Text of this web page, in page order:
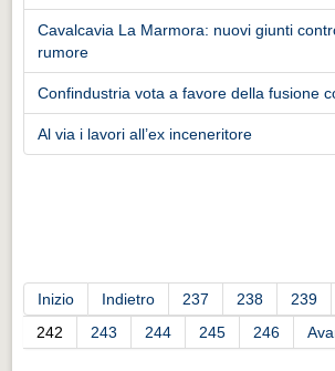
Cavalcavia La Marmora: nuovi giunti
rumore
Confindustria vota a favore della fusione
Al via i lavori all’ex inceneritore
Inizio
Indietro 237 238 239
242
243 244 245 246